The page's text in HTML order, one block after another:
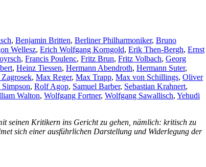
, Benjamin Britten, Berliner Philharmoniker, Bruno
Wellesz, Erich Wolfgang Korngold, Erik Then-Bergh, Ernst
, Francis Poulenc, Fritz Brun, Fritz Volbach, Georg
, Heinz Tiessen, Hermann Abendroth, Hermann Suter,
, Max Reger, Max Trapp, Max von Schillings, Oliver
, Rolf Agop, Samuel Barber, Sebastian Krahnert,
Walton, Wolfgang Fortner, Wolfgang Sawallisch, Yehudi
seinen Kritikern ins Gericht zu gehen, nämlich: kritisch zu
sich einer ausführlichen Darstellung und Widerlegung der